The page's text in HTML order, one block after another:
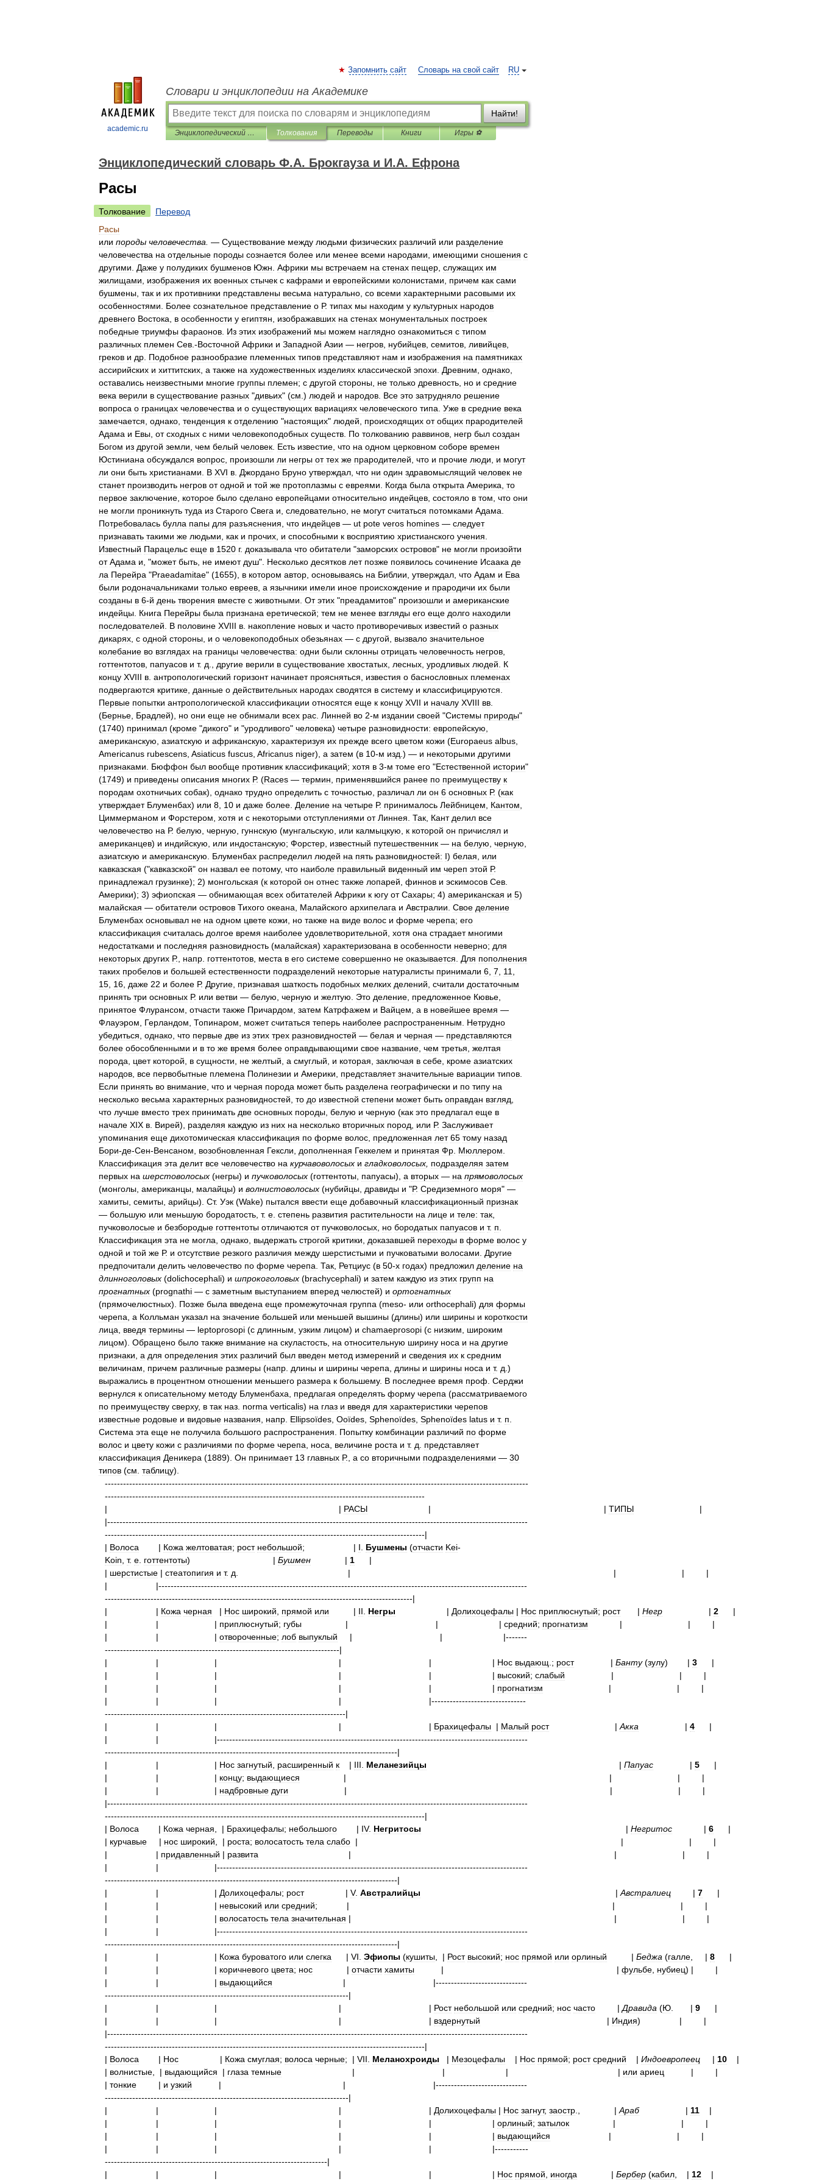
academic.ru
RU
Запомнить сайт Словарь на свой сайт
Словари и энциклопедии на Академике
Найти!
Энциклопедический словарь Ф.А. Брокгауза и И.А. Ефрона Толкования Переводы Книги Игры ⚽
Энциклопедический словарь Ф.А. Брокгауза и И.А. Ефрона
Расы
Толкование
Перевод
Расы
или породы человечества — Существование между людьми физических различий или разделение
человечества на отдельные породы сознается более или менее всеми народами имеющими сношения с
другими
Даже у полудиких бушменов Южн Африки мы встречаем на стенах пещер служащих им
жилищами
изображения их военных стычек с кафрами и европейскими колонистами причем как сами
бушмены так и их противники представлены весьма натурально со всеми характерными расовыми их
особенностями
Более сознательное представление о Р. типах мы находим у культурных народов
древнего Востока в особенности у египтян изображавших на стенах монументальных построек
победные триумфы фараонов Из этих изображений мы можем наглядно ознакомиться с типом
различных племен Сев .-Восточной Африки и Западной Азии — негров нубийцев семитов ливийцев
греков и др Подобное разнообразие племенных типов представляют нам и изображения на памятниках
ассирийских и хиттитских а также на художественных изделиях классической эпохи Древним однако
оставались неизвестными многие группы племен; с другой стороны не только древность но и средние
века верили в существование разных "дивьих" (см .) людей и народов Все это затрудняло решение
вопроса о границах человечества и о существующих вариациях человеческого типа Уже в средние века
замечается однако тенденция к отделению "настоящих" людей происходящих от общих прародителей
Адама и Евы от сходных с ними человекоподобных существ По толкованию раввинов негр был создан
Богом из другой земли чем белый человек Есть известие что на одном церковном соборе времен
Юстиниана обсуждался вопрос произошли ли негры от тех же прародителей что и прочие люди и могут
ли они быть христианами В XVI в Джордано Бруно утверждал что ни один здравомыслящий человек не
станет производить негров от одной и той же протоплазмы с евреями Когда была открыта Америка то
первое заключение которое было сделано европейцами относительно индейцев состояло в том что они
не могли проникнуть туда из Старого Свега и следовательно не могут считаться потомками Адама
Потребовалась булла папы для разъяснения что индейцев — ut pote veros homines — следует
признавать такими же людьми как и прочих и способными к восприятию христианского учения
Известный Парацельс еще в 1520 г. доказывала что обитатели "заморских островов" не могли произойти
от Адама и , "может быть не имеют душ". Несколько десятков лет позже появилось сочинение Исаака де
ла Перейра "Praeadamitae" (1655), в котором автор основываясь на Библии утверждал что Адам и Ева
были родоначальниками только евреев а язычники имели иное происхождение и прародичи их были
созданы в 6-й день творения вместе с животными От этих "преадамитов" произошли и американские
индейцы Книга Перейры была признана еретической; тем не менее взгляды его еще долго находили
последователей
В половине XVIII в накопление новых и часто противоречивых известий о разных
дикарях с одной стороны и о человекоподобных обезьянах — с другой вызвало значительное
колебание во взглядах на границы человечества: одни были склонны отрицать человечность негров
готтентотов папуасов и т. д другие верили в существование хвостатых лесных уродливых людей
К
концу XVIII в антропологический горизонт начинает проясняться известия о баснословных племенах
подвергаются критике данные о действительных народах сводятся в систему и классифицируются
Первые попытки антропологической классификации относятся еще к концу XVII и началу XVIII вв
(Бернье Брадлей), но они еще не обнимали всех рас Линней во 2-м издании своей "Системы природы"
(1740) принимал (кроме "дикого" и "уродливого" человека) четыре разновидности: европейскую
американскую азиатскую и африканскую характеризуя их прежде всего цветом кожи (Europaeus albus
Americanus rubescens Asiaticus fuscus Africanus niger), а затем (в 10-м изд .) — и некоторыми другими
признаками
Бюффон был вообще противник классификаций; хотя в 3-м томе его "Естественной истории"
(1749) и приведены описания многих Р. (Races — термин применявшийся ранее по преимуществу к
породам охотничьих собак), однако трудно определить с точностью различал ли он 6 основных Р. (как
утверждает Блуменбах) или 8 10 и даже более Деление на четыре Р. принималось Лейбницем Кантом
Циммерманом и Форстером хотя и с некоторыми отступлениями от Линнея Так Кант делил все
человечество на Р. белую черную гуннскую (мунгальскую или калмыцкую к которой он причислял и
американцев) и индийскую или индостанскую; Форстер известный путешественник — на белую черную
азиатскую и американскую Блуменбах распределил людей на пять разновидностей: I) белая
или
кавказская ("кавказской" он назвал ее потому, что наиболе правильный виденный им череп этой Р.
принадлежал грузинке); 2) монгольская (к которой он отнес также лопарей финнов и эскимосов Сев
Америки); 3) эфиопская — обнимающая всех обитателей Африки к югу от Сахары; 4) американская и 5)
малайская — обитатели островов Тихого океана Малайского архипелага и Австралии Свое деление
Блуменбах основывал не на одном цвете кожи но также на виде волос и форме черепа; его
классификация считалась долгое время наиболее удовлетворительной хотя она страдает многими
недостатками и последняя разновидность (малайская) характеризована в особенности неверно; для
некоторых других Р., напр готтентотов места в его системе совершенно не оказывается Для пополнения
таких пробелов и большей естественности подразделений некоторые натуралисты принимали 6 7 11
15 16 даже 22 и более Р. Другие признавая шаткость подобных мелких делений считали достаточным
принять три основных Р. или ветви — белую черную и желтую Это деление предложенное Кювье
принятое Флурансом отчасти также Причардом затем Катрфажем и Вайцем а в новейшее время —
Флауэром
Герландом Топинаром может считаться теперь наиболее распространенным
Нетрудно
убедиться однако что первые две из этих трех разновидностей — белая и черная — представляются
более обособленными и в то же время более оправдывающими свое название чем третья желтая
порода
цвет которой в сущности не желтый а смуглый и которая заключая в себе кроме азиатских
народов все первобытные племена Полинезии и Америки представляет значительные вариации типов
Если принять во внимание что и черная порода может быть разделена географически и по типу на
несколько весьма характерных разновидностей то до известной степени может быть оправдан взгляд
что лучше вместо трех принимать две основных породы белую и черную (как это предлагал еще в
начале XIX в Вирей), разделяя каждую из них на несколько вторичных пород или Р. Заслуживает
упоминания еще дихотомическая классификация по форме волос предложенная лет 65 тому назад
Бори-де-Сен-Венсаном возобновленная Гексли дополненная Геккелем и принятая Фр Мюллером
Классификация эта делит все человечество на курчавоволосых и гладковолосых подразделяя затем
первых на шерстоволосых (негры) и пучковолосых (готтентоты папуасы), а вторых — на прямоволосых
(монголы американцы малайцы) и волнистоволосых (нубийцы дравиды и "Р. Средиземного моря" —
хамиты семиты арийцы). Ст. Уэк (Wake) пытался ввести еще добавочный классификационный признак
— большую или меньшую бородатость т. е степень развития растительности на лице и теле: так
пучковолосые и безбородые готтентоты отличаются от пучковолосых но бородатых папуасов и т. п
Классификация эта не могла однако выдержать строгой критики доказавшей переходы в форме волос у
одной и той же Р. и отсутствие резкого различия между шерстистыми и пучковатыми волосами
Другие
предпочитали делить человечество по форме черепа Так Ретциус (в 50-х годах) предложил деление на
длинноголовых (dolichocephali) и шпрокоголовых (brachycephali) и затем каждую из этих групп на
прогнатных (prognathi — с заметным выступанием вперед челюстей) и ортогнатных
(прямочелюстных). Позже была введена еще промежуточная группа (meso- или orthocephali) для формы
черепа а Колльман указал на значение большей или меньшей вышины (длины) или ширины и короткости
лица
введя термины — leptoprosopi (с длинным узким лицом) и chamaeprosopi (с низким
широким
лицом). Обращено было также внимание на скуластость на относительную ширину носа и на другие
признаки а для определения этих различий был введен метод измерений и сведения их к средним
величинам
причем различные размеры (напр длины и ширины черепа длины и ширины носа и т. д .)
выражались в процентном отношении меньшего размера к большему. В последнее время проф Серджи
вернулся к описательному методу Блуменбаха предлагая определять форму черепа (рассматриваемого
по преимуществу сверху, в так наз norma verticalis) на глаз и введя для характеристики черепов
известные родовые и видовые названия напр Ellipsoïdes Ooïdes Sphenoïdes Sphenoïdes latus и т. п
Система эта еще не получила большого распространения Попытку комбинации различий по форме
волос и цвету кожи с различиями по форме черепа носа величине роста и т. д
представляет
классификация Деникера (1889). Он принимает 13 главных Р., а со вторичными подразделениями — 30
типов (см таблицу).
-------------------------------------------------------------------------------------------------------------------------------------------
---------------------------------------------------------------------------------------------------------
|
| РАСЫ | | ТИПЫ
|
|------------------------------------------------------------------------------------------------------------------------------------------
---------------------------------------------------------------------------------------------------------|
| Волоса | Кожа желтоватая; рост небольшой; | I Бушмены (отчасти Kei-
Koin т. е готтентоты) | Бушмен | 1 |
| шерстистые | стеатопигия и т. д | |
| |
|
|-------------------------------------------------------------------------------------------------------------------------
-----------------------------------------------------------------------------------------------------|
|
| Кожа черная | Нос широкий прямой или | II Негры | Долихоцефалы | Нос приплюснутый; рост | Негр | 2 |
|
| | приплюснутый; губы | | | средний; прогнатизм |
| |
|
| | отвороченные; лоб выпуклый | | |-------
-----------------------------------------------------------------------------|
|
| | | | | Нос выдающ .; рост | Банту(зулу) | 3 |
|
| | | | | высокий; слабый |
| |
|
| | | | | прогнатизм |
| |
|
| |
| |-------------------------------
-------------------------------------------------------------------------------|
|
| | | | Брахицефалы | Малый рост| Акка | 4 |
|
|
|------------------------------------------------------------------------------------------------------
------------------------------------------------------------------------------------------------|
|
| | Нос загнутый расширенный к | III Меланезийцы | Папуас | 5 |
|
| | концу; выдающиеся | |
| |
|
| | надбровные дуги | |
| |
|------------------------------------------------------------------------------------------------------------------------------------------
---------------------------------------------------------------------------------------------------------|
| Волоса | Кожа черная | Брахицефалы; небольшого | IV. Негритосы | Негритос | 6 |
| курчавые | нос широкий | роста; волосатость тела слабо | |
| |
|
| придавленный | развита | |
| |
|
|
|------------------------------------------------------------------------------------------------------
------------------------------------------------------------------------------------------------|
|
| | Долихоцефалы; рост | V. Австралийцы | Австралиец | 7 |
|
| | невысокий или средний; | |
| |
|
| | волосатость тела значительная | |
| |
|
|
|------------------------------------------------------------------------------------------------------
------------------------------------------------------------------------------------------------|
|
| | Кожа буроватого или слегка | VI Эфиопы (кушиты | Рост высокий; нос прямой или орлиный | Беджа (галле | 8 |
|
| | коричневого цвета; нос | отчасти хамиты | | фульбе нубиец) |
|
|
| | выдающийся
| |------------------------------
--------------------------------------------------------------------------------|
|
| | | | Рост небольшой или средний; нос часто | Дравида (Ю | 9 |
|
| | | | вздернутый | Индия)
| |
|------------------------------------------------------------------------------------------------------------------------------------------
---------------------------------------------------------------------------------------------------------|
| Волоса | Нос | Кожа смуглая; волоса черные; | VII Меланохроиды | Мезоцефалы | Нос прямой; рост средний | Индоевропеец | 10 |
| волнистые | выдающийся | глаза темные | | | | или ариец
| |
| тонкие | и узкий |
| |------------------------------
--------------------------------------------------------------------------------|
|
| | | | Долихоцефалы | Нос загнут, заостр | Араб | 11 |
|
| | | | | орлиный; затылок |
| |
|
| | | | | выдающийся |
| |
|
| |
| | |-----------
-------------------------------------------------------------------------|
|
| | | | | Нос прямой иногда | Бербер (кабил | 12 |